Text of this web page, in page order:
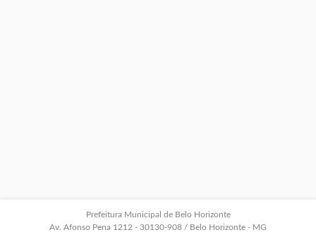
Prefeitura Municipal de Belo Horizonte
Av. Afonso Pena 1212 - 30130-908 / Belo Horizonte - MG